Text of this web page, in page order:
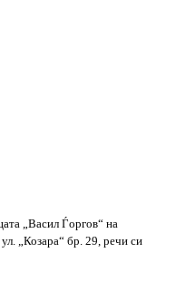
„Васил Ѓоргов“ на
„Козара“ бр. 29, речи си